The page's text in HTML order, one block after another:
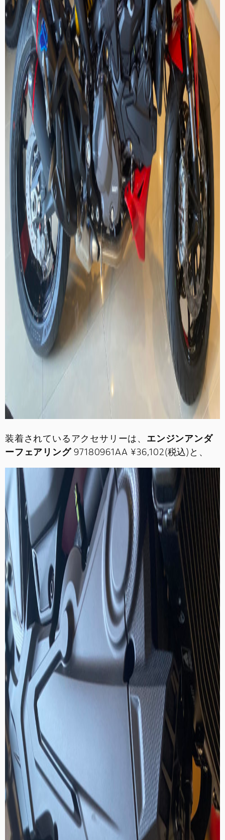
装着されているアクセサリーは、 エンジンアンダ
ーフェアリング97180961AA ¥36,102(税込)と、